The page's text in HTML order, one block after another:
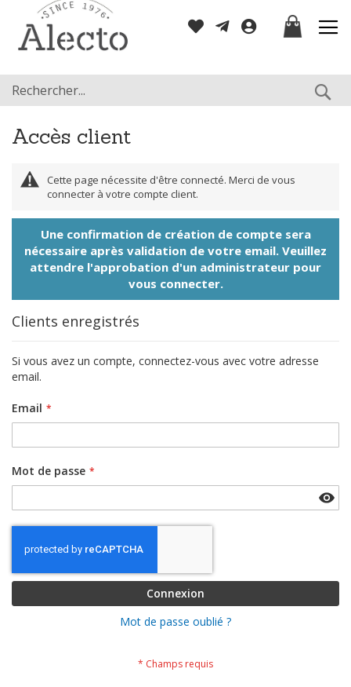
contenu
Mon panier
Accès client
Cette page nécessite d'être connecté. Merci de vous
connecter à votre compte client.
Une confirmation de création de compte sera
nécessaire après validation de votre email. Veuillez
attendre l'approbation d'un administrateur pour
vous connecter.
Clients enregistrés
Si vous avez un compte, connectez-vous avec votre adresse
email.
Email
Mot de passe
Connexion
Mot de passe oublié ?